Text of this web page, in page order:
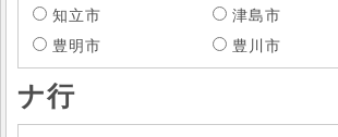
知立市
津島市
豊明市
豊川市
ナ行